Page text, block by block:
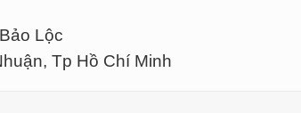
Lộc
Tp Hồ Chí Minh